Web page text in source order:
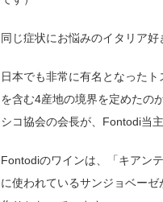
同じ症状にお悩みのイタリア
日本でも非常に有名となった
を含む4産地の境界を定めたの
シコ協会の会長が、Fontodi当
Fontodiのワインは、「キアン
に使われているサンジョベー